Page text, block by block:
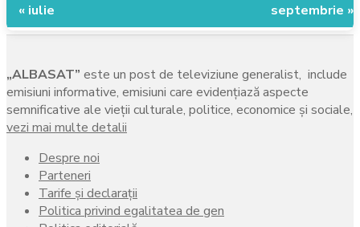
« iulie septembrie »
„ALBASAT” este un post de televiziune generalist, include
emisiuni informative, emisiuni care evidenţiază aspecte
semnificative ale vieţii culturale, politice, economice şi sociale,
vezi mai multe detalii
Despre noi
Parteneri
Tarife și declarații
Politica privind egalitatea de gen